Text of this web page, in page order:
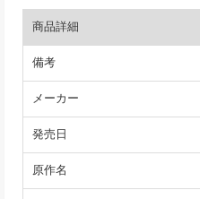
商品詳細
備考
メーカー
発売日
原作名